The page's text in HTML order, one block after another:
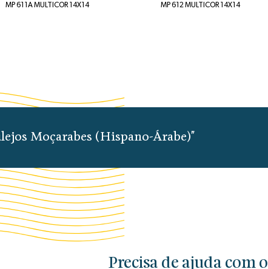
MP 611A MULTICOR 14X14 MP 612 MULTICOR 14X14
Moçarabes (Hispano-Árabe)"
Precisa de ajuda com